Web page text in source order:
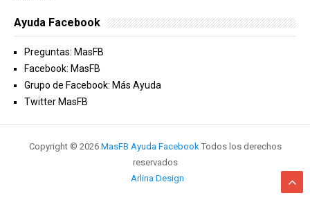
Ayuda Facebook
Preguntas: MasFB
Facebook: MasFB
Grupo de Facebook: Más Ayuda
Twitter MasFB
Copyright © 2026 MasFB Ayuda Facebook Todos los derechos
reservados
Arlina Design